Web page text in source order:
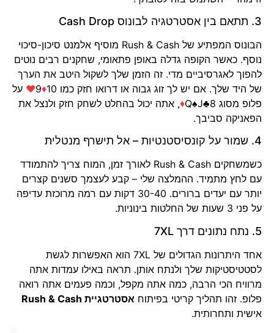
הבונוס המפתיע של Rush & Cash מוסיף אלמנט סיכון-סיכוי
נוסף. כאשר הקופה גדלה באופן פתאומי, שחקנים רבים נוטים
להפוך לאגרסיביים מדי. זה הזמן שלך לשקול היטב את הערך
של היד שלך. אם יש לך זוג גבוה או דרואו חזק כמו 10
♦
9
♥על
פלופ מסוג Q♠J♣8
♦, אתה יכול בהחלט לשחק חזק ולנצל את
הפאניקה סביבך.
כשמשחקים Rush & Cash לאורך זמן, המוח צריך להתמודד
עם לחץ מתמיד. ההמלצה שלי – קבע לעצמך סשנים קצרים
יותר עם יעדים ברורים. 30-40 דקות עם רמה מרוכזת עדיפה
על פני 3 שעות של החלטות בינוניות.
אחד היתרונות הגדולים של 7XL הוא האפשרות לגשת
לסטטיסטיקות שלך ולנתח אותן. תראה באילו עמדות אתה
מרוויח הכי הרבה, כמה אתה מקפל, וכמה פעמים אתה רואה
פלופ. זהו תהליך קריטי בפיתוחאסטרטגיית Rush & Cash
אישית ותחרותית.